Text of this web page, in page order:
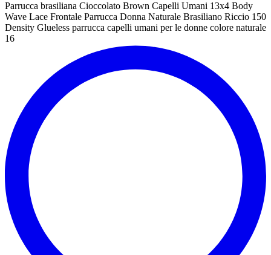
Parrucca brasiliana Cioccolato Brown Capelli Umani 13x4 Body
Wave Lace Frontale Parrucca Donna Naturale Brasiliano Riccio 150
Density Glueless parrucca capelli umani per le donne colore naturale
16